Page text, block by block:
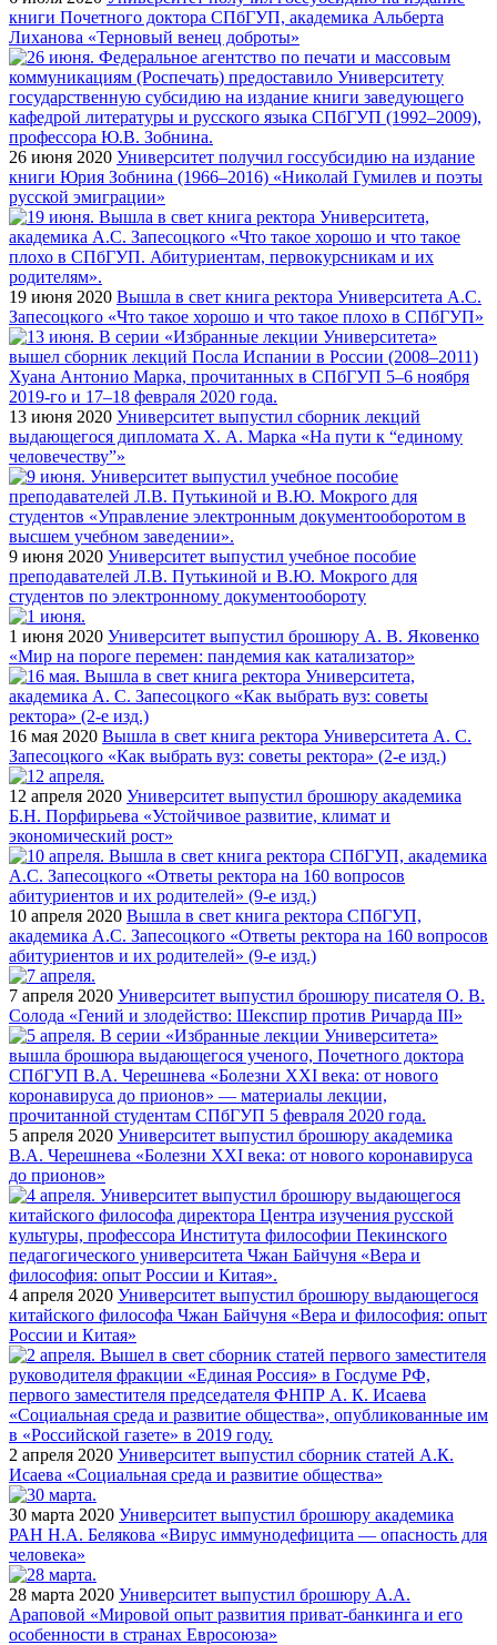
книги Почетного доктора СПбГУП, академика Альберта
Лиханова «Терновый венец доброты»
26 июня 2020 Университет получил госсубсидию на издание
книги Юрия Зобнина (1966–2016) «Николай Гумилев и поэты
русской эмиграции»
19 июня 2020 Вышла в свет книга ректора Университета А.С.
Запесоцкого «Что такое хорошо и что такое плохо в СПбГУП»
13 июня 2020 Университет выпустил сборник лекций
выдающегося дипломата Х. А. Марка «На пути к “единому
человечеству”»
9 июня 2020 Университет выпустил учебное пособие
преподавателей Л.В. Путькиной и В.Ю. Мокрого для
студентов по электронному документообороту
1 июня 2020 Университет выпустил брошюру А. В. Яковенко
«Мир на пороге перемен: пандемия как катализатор»
16 мая 2020 Вышла в свет книга ректора Университета А. С.
Запесоцкого «Как выбрать вуз: советы ректора» (2-е изд.)
12 апреля 2020 Университет выпустил брошюру академика
Б.Н. Порфирьева «Устойчивое развитие, климат и
экономический рост»
10 апреля 2020 Вышла в свет книга ректора СПбГУП,
академика А.С. Запесоцкого «Ответы ректора на 160 вопросов
абитуриентов и их родителей» (9-е изд.)
7 апреля 2020 Университет выпустил брошюру писателя О. В.
Солода «Гений и злодейство: Шекспир против Ричарда III»
5 апреля 2020 Университет выпустил брошюру академика
В.А. Черешнева «Болезни XXI века: от нового коронавируса
до прионов»
4 апреля 2020 Университет выпустил брошюру выдающегося
китайского философа Чжан Байчуня «Вера и философия: опыт
России и Китая»
2 апреля 2020 Университет выпустил сборник статей А.К.
Исаева «Социальная среда и развитие общества»
30 марта 2020 Университет выпустил брошюру академика
РАН Н.А. Белякова «Вирус иммунодефицита — опасность для
человека»
28 марта 2020 Университет выпустил брошюру А.А.
Араповой «Мировой опыт развития приват-банкинга и его
особенности в странах Евросоюза»